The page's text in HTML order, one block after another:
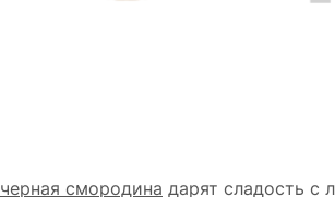
черная смородина дарят сладость с